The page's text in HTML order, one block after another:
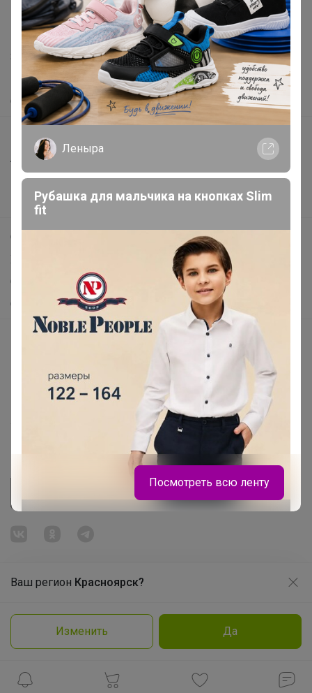
Ваш регион Красноярск?
Изменить Да
support@24-ok.ru
Написать в поддержку
Защита покупателя
Помощь
О нас
Все предложения
Анонсы
Новости
Поддержка альпак
Самое выгодное
Самое желанное
Самое быстрое
Начать зарабатывать с 24-ok
Picabox.ru - Лучшее место для ваших изображений
Розыгрыш - Генератор случайных чисел
Пульс нашего маркетплейса
Политика конфиденциальности
Cоглашение пользователя
Леныра
Рубашка для мальчика на кнопках Slim
fit
девочки из натуральной кожи, 820
Посмотреть всю ленту
Продолжая использовать этот сайт и нажимая кнопку
Принять